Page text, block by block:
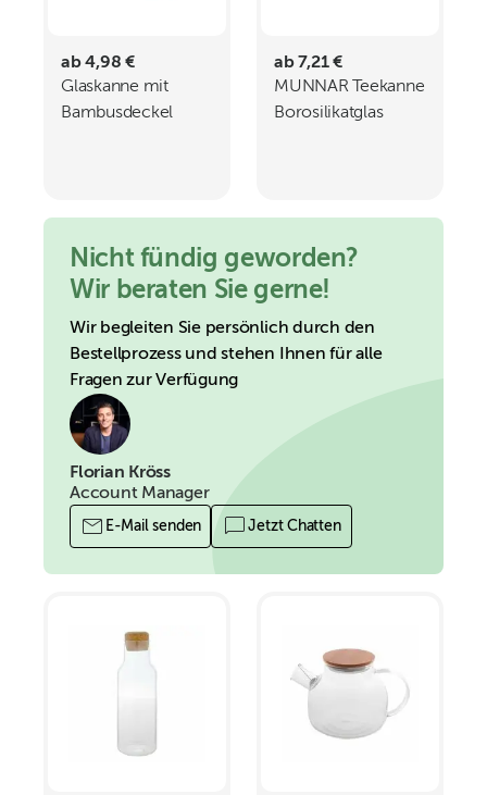
ab 4,98 €
Glaskanne mit
Bambusdeckel
ab 7,21 €
MUNNAR Teekanne
Borosilikatglas
Nicht fündig geworden?
Wir beraten Sie gerne!
Wir begleiten Sie persönlich durch den
Bestellprozess und stehen Ihnen für alle
Fragen zur Verfügung
Florian Kröss
Account Manager
E-Mail senden Jetzt Chatten